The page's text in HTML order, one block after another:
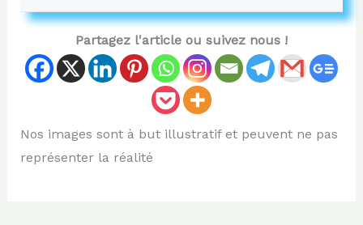
Partagez l'article ou suivez nous !
Nos images sont à but illustratif et peuvent ne pas
représenter la réalité